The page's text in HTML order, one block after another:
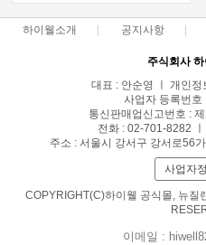
하이웰소개 공지사항
주식회사
대표 : 안순영 ㅣ 개인
사업자 등록번
통신판매업신고번호 :
전화 : 02-701-8282
주소 : 서울시 강서구 강서로56
사업자
COPYRIGHT(C)하이웰 공식몰, 뉴질
이메일 :